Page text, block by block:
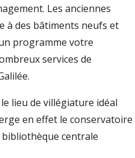
Les anciennes
à des bâtiments neufs et
programme votre
services de
lieu de villégiature idéal
en effet le conservatoire
bibliothèque centrale